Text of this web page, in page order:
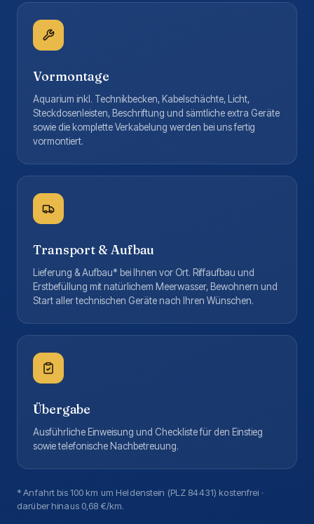
Vormontage
Aquarium inkl. Technikbecken, Kabelschächte, Licht,
Steckdosenleisten, Beschriftung und sämtliche extra Geräte
sowie die komplette Verkabelung werden bei uns fertig
vormontiert.
Transport & Aufbau
Lieferung & Aufbau* bei Ihnen vor Ort. Riffaufbau und
Erstbefüllung mit natürlichem Meerwasser, Bewohnern und
Start aller technischen Geräte nach Ihren Wünschen.
Übergabe
Ausführliche Einweisung und Checkliste für den Einstieg
sowie telefonische Nachbetreuung.
* Anfahrt bis 100 km um Heldenstein (PLZ 84431) kostenfrei ·
darüber hinaus 0,68 €/km.